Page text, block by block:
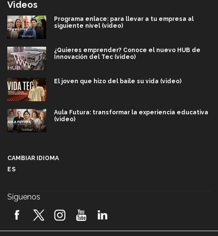
Videos
Programa enlace: para llevar a tu empresa al
siguiente nivel (video)
¿Quieres emprender? Conoce el nuevo HUB de
Innovación del Tec (video)
El joven que hizo del baile su vida (video)
Aula Futura: transformar la experiencia educativa
(video)
2026! (video)
CAMBIAR IDIOMA
ES
Síguenos